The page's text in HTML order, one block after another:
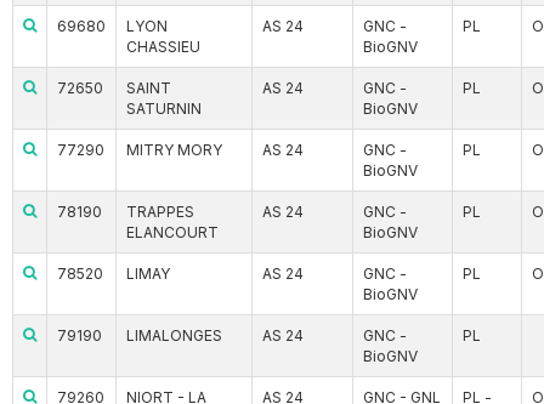
69680
LYON
CHASSIEU
AS 24
GNC -
BioGNV
PL
72650
SAINT
SATURNIN
AS 24
GNC -
BioGNV
PL
77290 MITRY MORY AS 24
GNC -
BioGNV
PL
78190
TRAPPES
ELANCOURT
AS 24
GNC -
BioGNV
PL
78520 LIMAY AS 24
GNC -
BioGNV
PL
79190 LIMALONGES AS 24
GNC -
BioGNV
PL
79260 NIORT - LA AS 24 GNC - GNL PL -